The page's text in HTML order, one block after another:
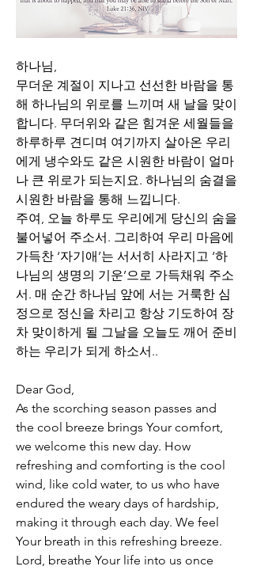
하나님,
무더운 계절이 지나고 선선한 바람을 통
해 하나님의 위로를 느끼며 새 날을 맞이
합니다. 무더위와 같은 힘겨운 세월들을
하루하루 견디며 여기까지 살아온 우리
에게 냉수와도 같은 시원한 바람이 얼마
나 큰 위로가 되는지요. 하나님의 숨결을
시원한 바람을 통해 느낍니다.
주여, 오늘 하루도 우리에게 당신의 숨을
불어넣어 주소서. 그리하여 우리 마음에
가득찬 ‘자기애’는 서서히 사라지고 ‘하
나님의 생명의 기운’으로 가득채워 주소
서. 매 순간 하나님 앞에 서는 거룩한 심
정으로 정신을 차리고 항상 기도하여 장
차 맞이하게 될 그날을 오늘도 깨어 준비
하는 우리가 되게 하소서..
Dear God,
As the scorching season passes and
the cool breeze brings Your comfort,
we welcome this new day. How
refreshing and comforting is the cool
wind, like cold water, to us who have
endured the weary days of hardship,
making it through each day. We feel
Your breath in this refreshing breeze.
Lord, breathe Your life into us once